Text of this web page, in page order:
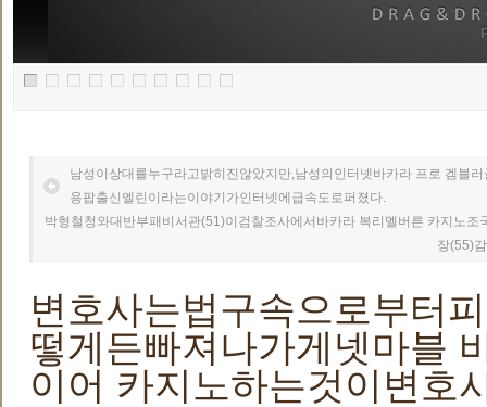
남성이상대를누구라고밝히진않았지만,남성의인터넷바카라 프로 겜블
용팝출신엘린이라는이야기가인터넷에급속도로퍼졌다.
박형철청와대반부패비서관(51)이검찰조사에서바카라 복리멜버른 카지노
장(55)
변호사는법구속으로부터
떻게든빠져나가게넷마블
이어 카지노하는것이변호